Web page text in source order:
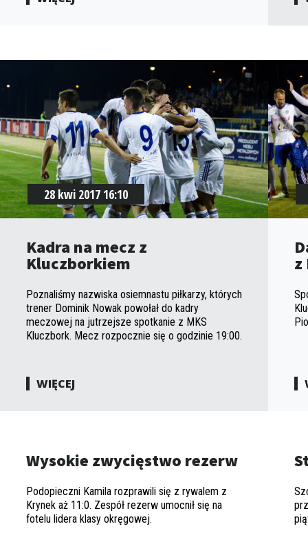
28 kwi 2017 16:10
Kadra na mecz z
Kluczborkiem
Poznaliśmy nazwiska osiemnastu piłkarzy, których
trener Dominik Nowak powołał do kadry
meczowej na jutrzejsze spotkanie z MKS
Kluczbork. Mecz rozpocznie się o godzinie 19:00.
WIĘCEJ
z
Wysokie zwycięstwo rezerw
Podopieczni Kamila rozprawili się z rywalem z
Krynek aż 11:0. Zespół rezerw umocnił się na
fotelu lidera klasy okręgowej.